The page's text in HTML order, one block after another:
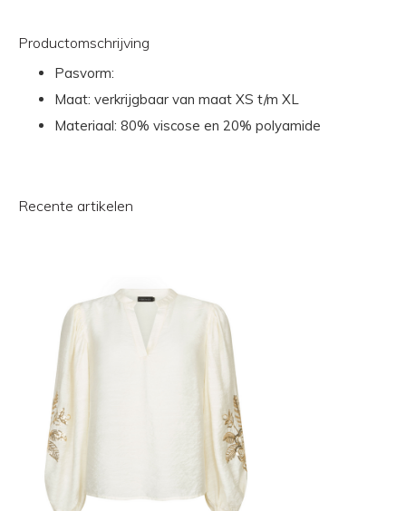
Productomschrijving
Pasvorm:
Maat: verkrijgbaar van maat XS t/m XL
Materiaal: 80% viscose en 20% polyamide
Recente artikelen